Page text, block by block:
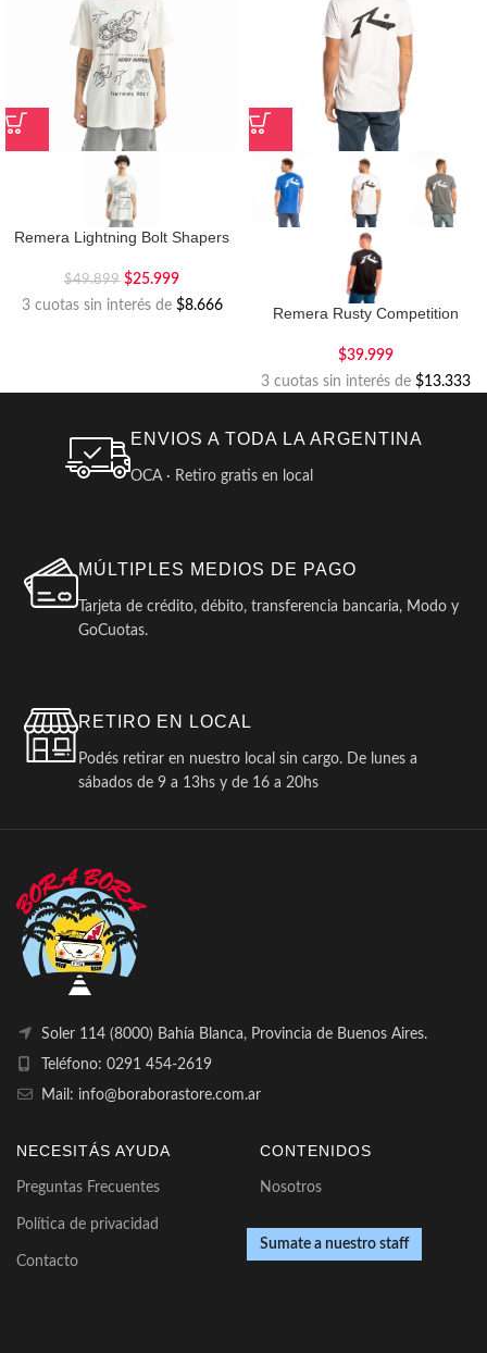
Remera Lightning Bolt Shapers
$49.899 $25.999
3 cuotas sin interés de $8.666 Remera Rusty Competition
$39.999
3 cuotas sin interés de $13.333
ENVIOS A TODA LA ARGENTINA
OCA · Retiro gratis en local
MÚLTIPLES MEDIOS DE PAGO
Tarjeta de crédito, débito, transferencia bancaria, Modo y
GoCuotas.
RETIRO EN LOCAL
Podés retirar en nuestro local sin cargo. De lunes a
sábados de 9 a 13hs y de 16 a 20hs
Soler 114 (8000) Bahía Blanca, Provincia de Buenos Aires.
Teléfono: 0291 454-2619
Mail: info@boraborastore.com.ar
NECESITÁS AYUDA
Preguntas Frecuentes
Política de privacidad
Contacto
CONTENIDOS
Nosotros
Sumate a nuestro staff